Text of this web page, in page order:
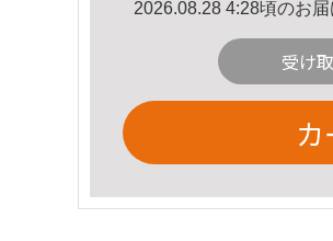
2026.08.28 4:28頃のお届
受け